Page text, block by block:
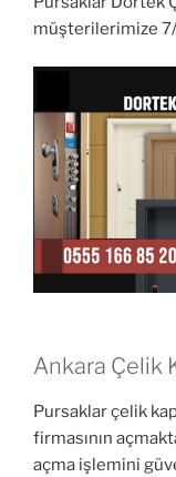
müşterilerimize
Ankara Çelik
Pursaklar çelik
firmasının
açma işlemini